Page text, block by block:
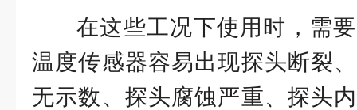
在这些工况下使用时，需
温度传感器容易出现探头断裂
无示数、探头腐蚀严重、探头